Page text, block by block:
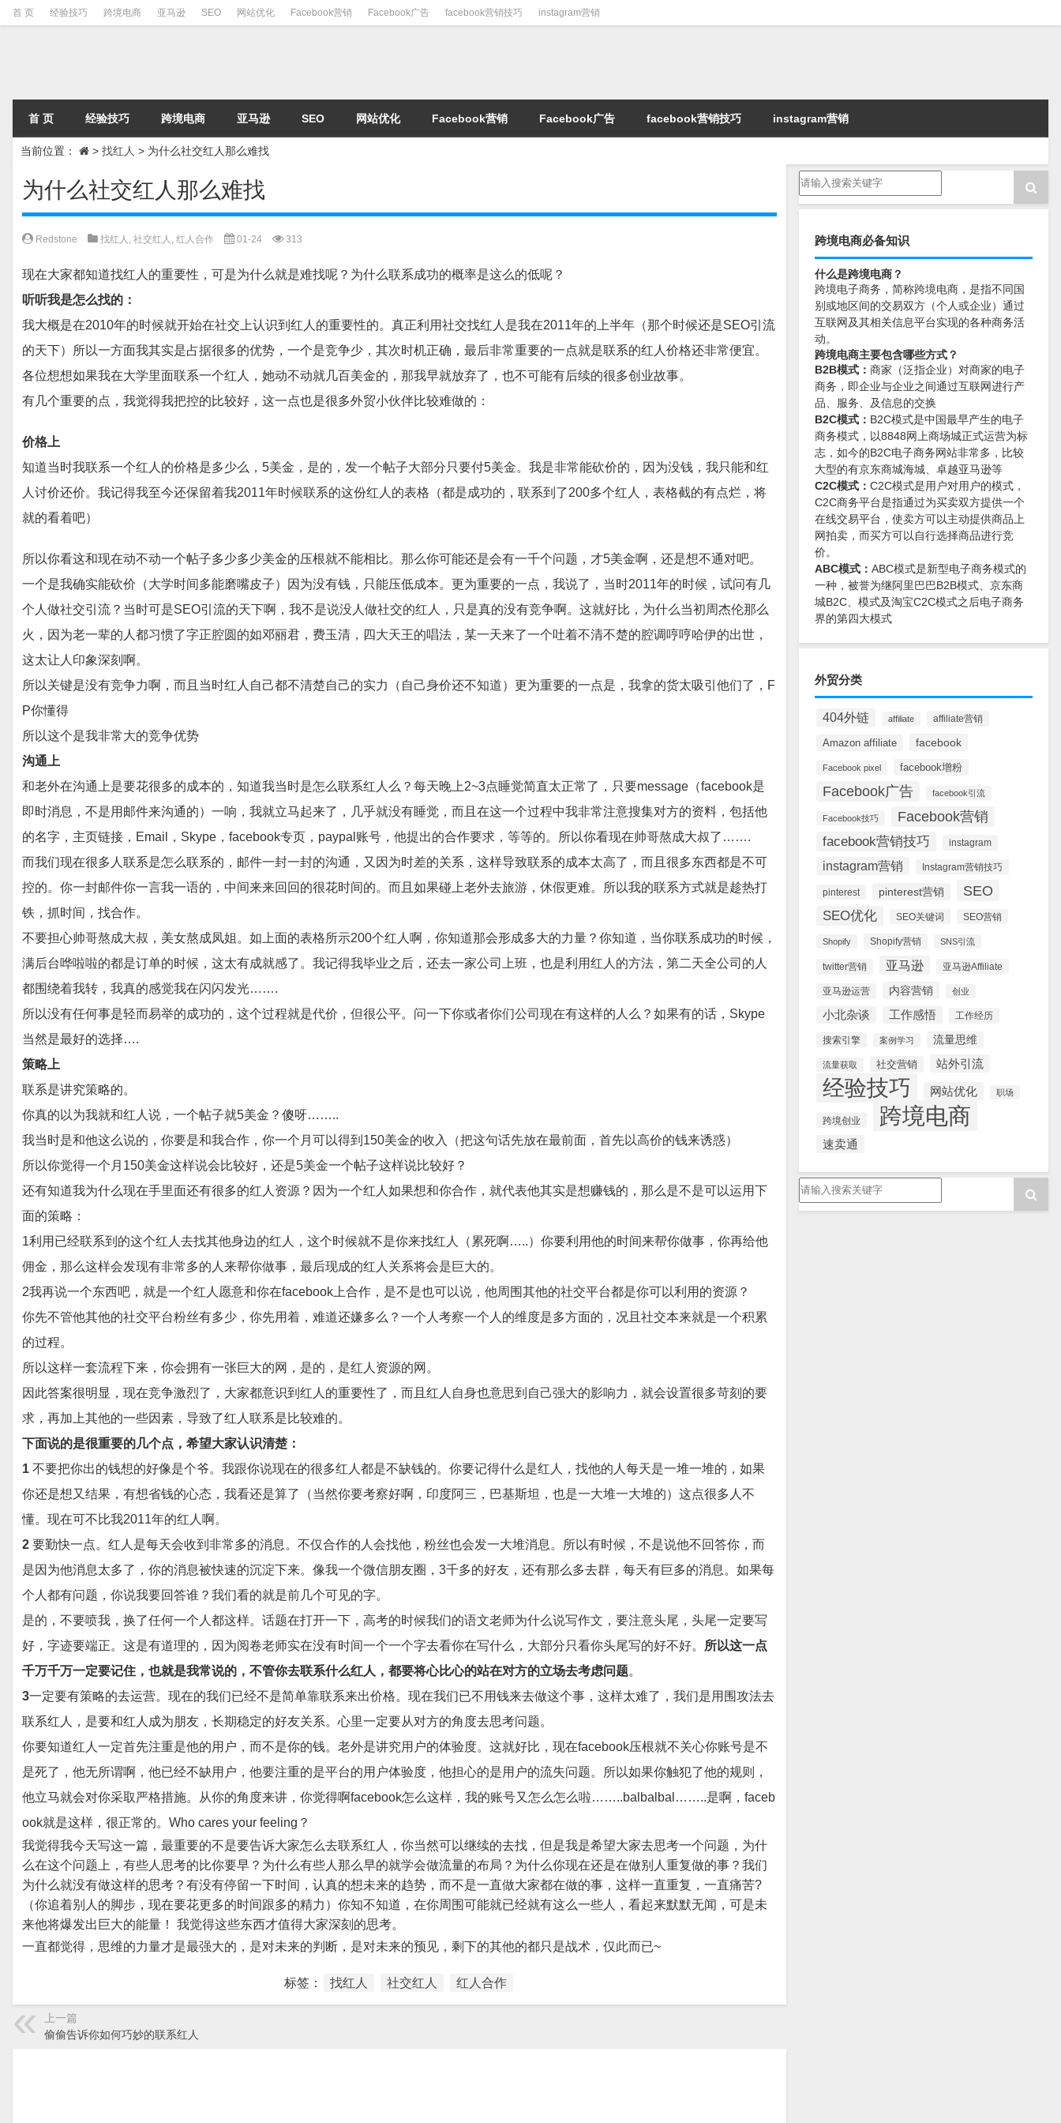
首 页 经验技巧 跨境电商 亚马逊 SEO 网站优化 Facebook营销 Facebook广告 facebook营销技巧 instagram营销
首 页 经验技巧 跨境电商 亚马逊 SEO 网站优化 Facebook营销 Facebook广告 facebook营销技巧 instagram营销
当前位置： > 找红人 > 为什么社交红人那么难找
为什么社交红人那么难找
Redstone 找红人 , 社交红人 , 红人合作 01-24 313
现在大家都知道找红人的重要性，可是为什么就是难找呢？为什么联系成功的概率是这么的低呢？
听听我是怎么找的：
我大概是在2010年的时候就开始在社交上认识到红人的重要性的。真正利用社交找红人是我在2011年的上半年（那个时候还是SEO引流
的天下）所以一方面我其实是占据很多的优势，一个是竞争少，其次时机正确，最后非常重要的一点就是联系的红人价格还非常便宜。
各位想想如果我在大学里面联系一个红人，她动不动就几百美金的，那我早就放弃了，也不可能有后续的很多创业故事。
有几个重要的点，我觉得我把控的比较好，这一点也是很多外贸小伙伴比较难做的：
价格上
知道当时我联系一个红人的价格是多少么，5美金，是的，发一个帖子大部分只要付5美金。我是非常能砍价的，因为没钱，我只能和红
人讨价还价。我记得我至今还保留着我2011年时候联系的这份红人的表格（都是成功的，联系到了200多个红人，表格截的有点烂，将
就的看着吧）
所以你看这和现在动不动一个帖子多少多少美金的压根就不能相比。那么你可能还是会有一千个问题，才5美金啊，还是想不通对吧。
一个是我确实能砍价（大学时间多能磨嘴皮子）因为没有钱，只能压低成本。更为重要的一点，我说了，当时2011年的时候，试问有几
个人做社交引流？当时可是SEO引流的天下啊，我不是说没人做社交的红人，只是真的没有竞争啊。这就好比，为什么当初周杰伦那么
火，因为老一辈的人都习惯了字正腔圆的如邓丽君，费玉清，四大天王的唱法，某一天来了一个吐着不清不楚的腔调哼哼哈伊的出世，
这太让人印象深刻啊。
所以关键是没有竞争力啊，而且当时红人自己都不清楚自己的实力（自己身价还不知道）更为重要的一点是，我拿的货太吸引他们了，F
P你懂得
所以这个是我非常大的竞争优势
沟通上
和老外在沟通上是要花很多的成本的，知道我当时是怎么联系红人么？每天晚上2~3点睡觉简直太正常了，只要message（facebook是
即时消息，不是用邮件来沟通的）一响，我就立马起来了，几乎就没有睡觉，而且在这一个过程中我非常注意搜集对方的资料，包括他
的名字，主页链接，Email，Skype，facebook专页，paypal账号，他提出的合作要求，等等的。所以你看现在帅哥熬成大叔了…….
而我们现在很多人联系是怎么联系的，邮件一封一封的沟通，又因为时差的关系，这样导致联系的成本太高了，而且很多东西都是不可
控的。你一封邮件你一言我一语的，中间来来回回的很花时间的。而且如果碰上老外去旅游，休假更难。所以我的联系方式就是趁热打
铁，抓时间，找合作。
不要担心帅哥熬成大叔，美女熬成凤姐。如上面的表格所示200个红人啊，你知道那会形成多大的力量？你知道，当你联系成功的时候，
满后台哗啦啦的都是订单的时候，这太有成就感了。我记得我毕业之后，还去一家公司上班，也是利用红人的方法，第二天全公司的人
都围绕着我转，我真的感觉我在闪闪发光…….
所以没有任何事是轻而易举的成功的，这个过程就是代价，但很公平。问一下你或者你们公司现在有这样的人么？如果有的话，Skype
当然是最好的选择….
策略上
联系是讲究策略的。
你真的以为我就和红人说，一个帖子就5美金？傻呀……..
我当时是和他这么说的，你要是和我合作，你一个月可以得到150美金的收入（把这句话先放在最前面，首先以高价的钱来诱惑）
所以你觉得一个月150美金这样说会比较好，还是5美金一个帖子这样说比较好？
还有知道我为什么现在手里面还有很多的红人资源？因为一个红人如果想和你合作，就代表他其实是想赚钱的，那么是不是可以运用下
面的策略：
1利用已经联系到的这个红人去找其他身边的红人，这个时候就不是你来找红人（累死啊…..）你要利用他的时间来帮你做事，你再给他
佣金，那么这样会发现有非常多的人来帮你做事，最后现成的红人关系将会是巨大的。
2我再说一个东西吧，就是一个红人愿意和你在facebook上合作，是不是也可以说，他周围其他的社交平台都是你可以利用的资源？
你先不管他其他的社交平台粉丝有多少，你先用着，难道还嫌多么？一个人考察一个人的维度是多方面的，况且社交本来就是一个积累
的过程。
所以这样一套流程下来，你会拥有一张巨大的网，是的，是红人资源的网。
因此答案很明显，现在竞争激烈了，大家都意识到红人的重要性了，而且红人自身也意思到自己强大的影响力，就会设置很多苛刻的要
求，再加上其他的一些因素，导致了红人联系是比较难的。
下面说的是很重要的几个点，希望大家认识清楚：
1 不要把你出的钱想的好像是个爷。我跟你说现在的很多红人都是不缺钱的。你要记得什么是红人，找他的人每天是一堆一堆的，如果
你还是想又结果，有想省钱的心态，我看还是算了（当然你要考察好啊，印度阿三，巴基斯坦，也是一大堆一大堆的）这点很多人不
懂。现在可不比我2011年的红人啊。
2 要勤快一点。红人是每天会收到非常多的消息。不仅合作的人会找他，粉丝也会发一大堆消息。所以有时候，不是说他不回答你，而
是因为他消息太多了，你的消息被快速的沉淀下来。像我一个微信朋友圈，3千多的好友，还有那么多去群，每天有巨多的消息。如果每
个人都有问题，你说我要回答谁？我们看的就是前几个可见的字。
是的，不要喷我，换了任何一个人都这样。话题在打开一下，高考的时候我们的语文老师为什么说写作文，要注意头尾，头尾一定要写
好，字迹要端正。这是有道理的，因为阅卷老师实在没有时间一个一个字去看你在写什么，大部分只看你头尾写的好不好。
所以这一点
千万千万一定要记住，也就是我常说的，不管你去联系什么红人，都要将心比心的站在对方的立场去考虑问题。
3一定要有策略的去运营。现在的我们已经不是简单靠联系来出价格。现在我们已不用钱来去做这个事，这样太难了，我们是用围攻法去
联系红人，是要和红人成为朋友，长期稳定的好友关系。心里一定要从对方的角度去思考问题。
你要知道红人一定首先注重是他的用户，而不是你的钱。老外是讲究用户的体验度。这就好比，现在facebook压根就不关心你账号是不
是死了，他无所谓啊，他已经不缺用户，他要注重的是平台的用户体验度，他担心的是用户的流失问题。所以如果你触犯了他的规则，
他立马就会对你采取严格措施。从你的角度来讲，你觉得啊facebook怎么这样，我的账号又怎么怎么啦……..balbalbal……..是啊，faceb
ook就是这样，很正常的。Who cares your feeling？
我觉得我今天写这一篇，最重要的不是要告诉大家怎么去联系红人，你当然可以继续的去找，但是我是希望大家去思考一个问题，为什
么在这个问题上，有些人思考的比你要早？为什么有些人那么早的就学会做流量的布局？为什么你现在还是在做别人重复做的事？ 我们
为什么就没有做这样的思考？ 有没有停留一下时间，认真的想未来的趋势，而不是一直做大家都在做的事，这样一直重复，一直痛苦?
（你追着别人的脚步，现在要花更多的时间跟多的精力）你知不知道，在你周围可能就已经就有这么一些人，看起来默默无闻，可是未
来他将爆发出巨大的能量！ 我觉得这些东西才值得大家深刻的思考。
一直都觉得，思维的力量才是最强大的，是对未来的判断，是对未来的预见，剩下的其他的都只是战术，仅此而已~
标签： 找红人 社交红人 红人合作
上一篇
偷偷告诉你如何巧妙的联系红人
跨境电商必备知识
什么是跨境电商？
跨境电子商务，简称跨境电商，是指不同国
别或地区间的交易双方（个人或企业）通过
互联网及其相关信息平台实现的各种商务活
动。
跨境电商主要包含哪些方式？
B2B模式： 商家（泛指企业）对商家的电子
商务，即企业与企业之间通过互联网进行产
品、服务、及信息的交换
B2C模式： B2C模式是中国最早产生的电子
商务模式，以8848网上商场城正式运营为标
志，如今的B2C电子商务网站非常多，比较
大型的有京东商城海城、卓越亚马逊等
C2C模式： C2C模式是用户对用户的模式，
C2C商务平台是指通过为买卖双方提供一个
在线交易平台，使卖方可以主动提供商品上
网拍卖，而买方可以自行选择商品进行竞
价。
ABC模式： ABC模式是新型电子商务模式的
一种，被誉为继阿里巴巴B2B模式、京东商
城B2C、模式及淘宝C2C模式之后电子商务
界的第四大模式
外贸分类
404外链 affiliate affiliate营销
Amazon affiliate facebook
Facebook pixel facebook增粉
Facebook广告 facebook引流
Facebook技巧 Facebook营销
facebook营销技巧 instagram
instagram营销 Instagram营销技巧
pinterest pinterest营销 SEO
SEO优化 SEO关键词 SEO营销
Shopify Shopify营销 SNS引流
twitter营销 亚马逊 亚马逊Affiliate
亚马逊运营 内容营销 创业
小北杂谈 工作感悟 工作经历
搜索引擎 案例学习 流量思维
流量获取 社交营销 站外引流
经验技巧 网站优化 职场
跨境创业 跨境电商
速卖通